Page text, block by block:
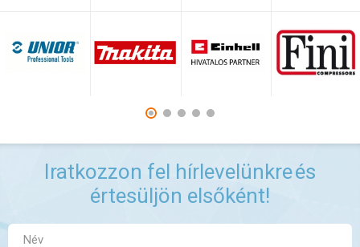
Iratkozzon fel hírlevelünkreés
értesüljön elsőként!